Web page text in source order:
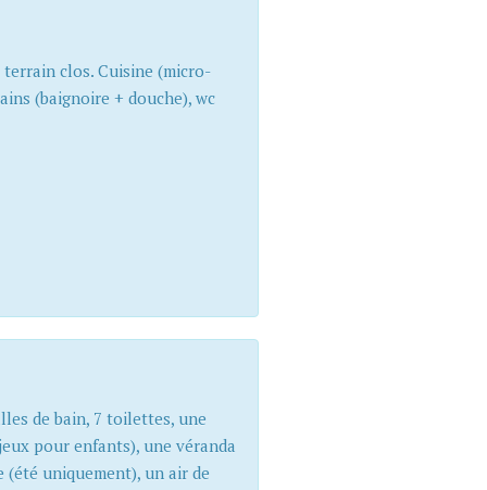
clos. Cuisine (micro-
(baignoire + douche), wc
de bain, 7 toilettes, une
pour enfants), une véranda
(été uniquement), un air de